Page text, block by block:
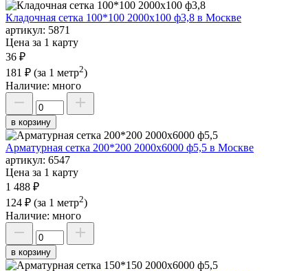
Кладочная сетка 100*100 2000х100 ф3,8 в Москве
артикул: 5871
Цена за 1 карту
36 ₽
181 ₽ (за 1 метр2)
Наличие: много
в корзину
Арматурная сетка 200*200 2000х6000 ф5,5 в Москве
артикул: 6547
Цена за 1 карту
1 488 ₽
124 ₽ (за 1 метр2)
Наличие: много
в корзину